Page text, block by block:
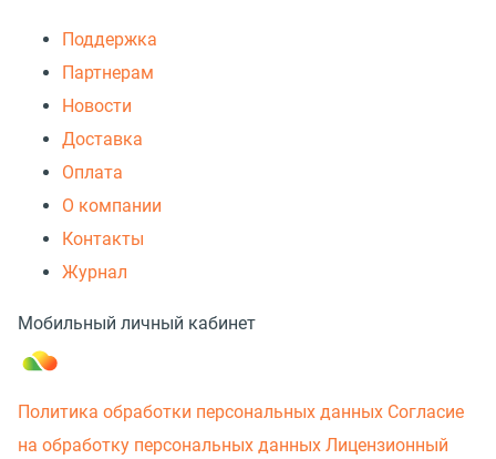
Поддержка
Партнерам
Новости
Доставка
Оплата
О компании
Контакты
Журнал
Мобильный личный кабинет
Политика обработки персональных данных Согласие
на обработку персональных данных Лицензионный